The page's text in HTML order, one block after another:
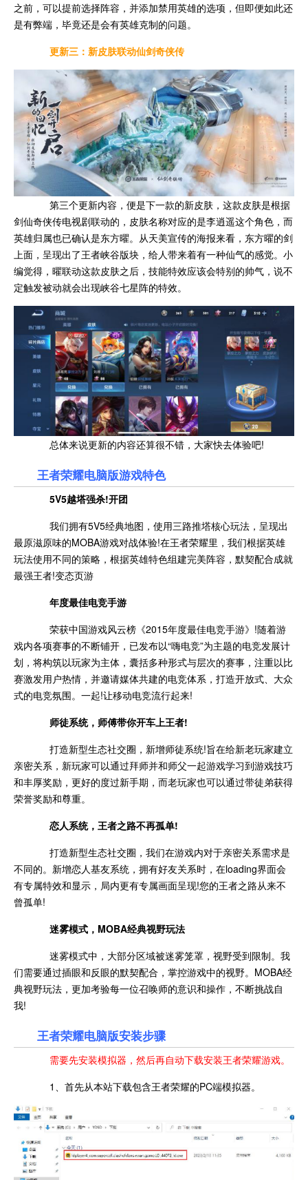
之前，可以提前选择阵容，并添加禁用英雄的选项，但即便如此还
是有弊端，毕竟还是会有英雄克制的问题。
更新三：新皮肤联动仙剑奇侠传
第三个更新内容，便是下一款的新皮肤，这款皮肤是根据
剑仙奇侠传电视剧联动的，皮肤名称对应的是李逍遥这个角色，而
英雄归属也已确认是东方曜。从天美宣传的海报来看，东方曜的剑
上面，呈现出了王者峡谷版块，给人带来着有一种仙气的感觉。小
编觉得，曜联动这款皮肤之后，技能特效应该会特别的帅气，说不
定触发被动就会出现峡谷七星阵的特效。
总体来说更新的内容还算很不错，大家快去体验吧!
王者荣耀电脑版游戏特色
5V5越塔强杀!开团
我们拥有5V5经典地图，使用三路推塔核心玩法，呈现出
最原滋原味的MOBA游戏对战体验!在王者荣耀里，我们根据英雄
玩法使用不同的策略，根据英雄特色组建完美阵容，默契配合成就
最强王者!变态页游
年度最佳电竞手游
荣获中国游戏风云榜《2015年度最佳电竞手游》!随着游
戏内各项赛事的不断铺开，已发布以“嗨电竞”为主题的电竞发展计
划，将构筑以玩家为主体，囊括多种形式与层次的赛事，注重以比
赛激发用户热情，并邀请媒体共建的电竞体系，打造开放式、大众
式的电竞氛围。一起!让移动电竞流行起来!
师徒系统，师傅带你开车上王者!
打造新型生态社交圈，新增师徒系统!旨在给新老玩家建立
亲密关系，新玩家可以通过拜师并和师父一起游戏学习到游戏技巧
和丰厚奖励，更好的度过新手期，而老玩家也可以通过带徒弟获得
荣誉奖励和尊重。
恋人系统，王者之路不再孤单!
打造新型生态社交圈，我们在游戏内对于亲密关系需求是
不同的。新增恋人基友系统，拥有好友关系时，在loading界面会
有专属特效和显示，局内更有专属画面呈现!您的王者之路从来不
曾孤单!
迷雾模式，MOBA经典视野玩法
迷雾模式中，大部分区域被迷雾笼罩，视野受到限制。我
们需要通过插眼和反眼的默契配合，掌控游戏中的视野。MOBA经
典视野玩法，更加考验每一位召唤师的意识和操作，不断挑战自
我!
王者荣耀电脑版安装步骤
需要先安装模拟器，然后再自动下载安装王者荣耀游戏。
1、首先从本站下载包含王者荣耀的PC端模拟器。